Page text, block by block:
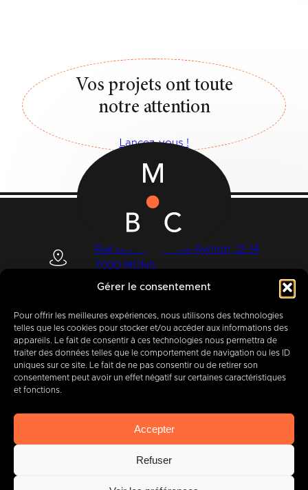
Gérer le consentement
Pour offrir les meilleures expériences, nous utilisons des technologies
telles que les cookies pour stocker et/ou accéder aux informations des
appareils. Le fait de consentir à ces technologies nous permettra de
traiter des données telles que le comportement de navigation ou les ID
uniques sur ce site. Le fait de ne pas consentir ou de retirer son
consentement peut avoir un effet négatif sur certaines caractéristiques
et fonctions.
Accepter
Refuser
Vos projets ont toute
notre attention
Lancez-vous !
Rue des Quatre Fils Aymon, 12-14
7000 MONS
+32 (0) 65 39 95 70
Aujourd’hui, partenaire